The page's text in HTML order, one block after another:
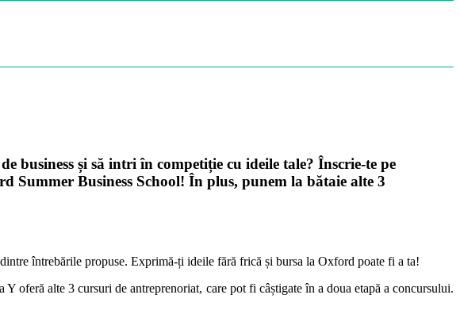
business și să intri în competiție cu ideile tale? Înscrie-te pe
Summer Business School! În plus, punem la bătaie alte 3
întrebările propuse. Exprimă-ți ideile fără frică și bursa la Oxford poate fi a ta!
oferă alte 3 cursuri de antreprenoriat, care pot fi câștigate în a doua etapă a concursului.